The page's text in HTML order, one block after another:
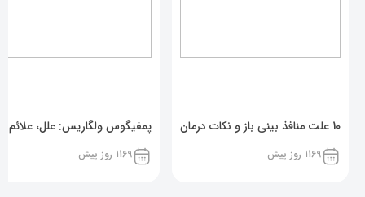
10 علت منافذ بینی باز و نکات درمان
1169 روز پیش
پمفیگوس ولگاریس: علل، علائم
1169 روز پیش